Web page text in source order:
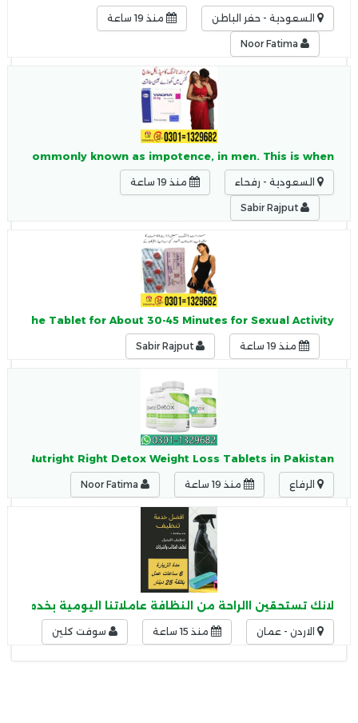
السعودية - حفر الباطن منذ 19 ساعة
commonly known as impotence, in men. This is when
السعودية - رفحاء منذ 19 ساعة
the Tablet for About 30-45 Minutes for Sexual Activity.
منذ 19 ساعة
Right Detox Weight Loss Tablets in Pakistan
الرفاع منذ 19 ساعة
لانك تستحقين االراحة من النظافة عاملاتنا اليومية بخدمتك
الاردن - عمان منذ 15 ساعة سوفت كلين